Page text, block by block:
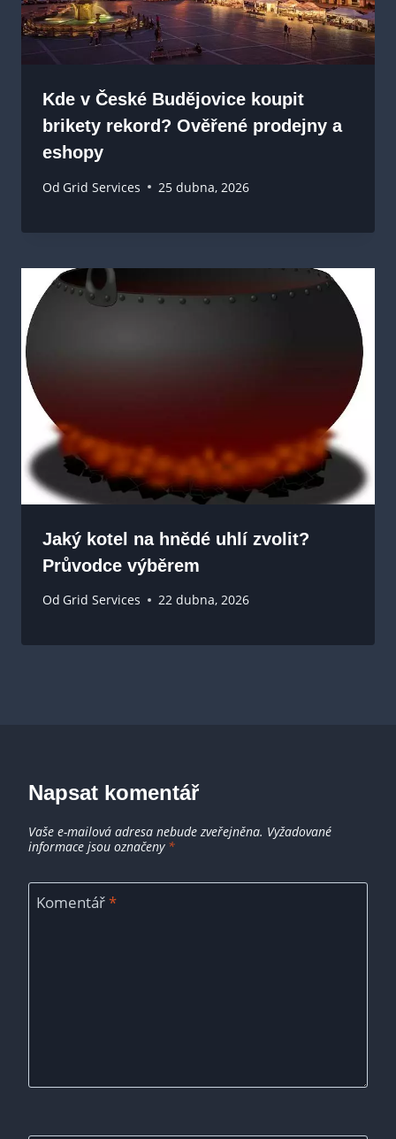
Kde v České Budějovice koupit
brikety rekord? Ověřené prodejny a
eshopy
Od Grid Services 25 dubna, 2026
Jaký kotel na hnědé uhlí zvolit?
Průvodce výběrem
Od Grid Services 22 dubna, 2026
Napsat komentář
Vaše e-mailová adresa nebude zveřejněna. Vyžadované
informace jsou označeny *
Komentář*